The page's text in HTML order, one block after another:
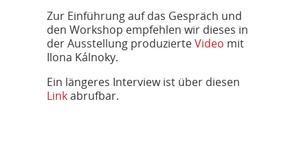
Zur Einführung auf das Gespräch und
den Workshop empfehlen wir dieses in
der Ausstellung produzierteVideo mit
Ilona Kálnoky.
Ein längeres Interview ist über diesen
Linkabrufbar.